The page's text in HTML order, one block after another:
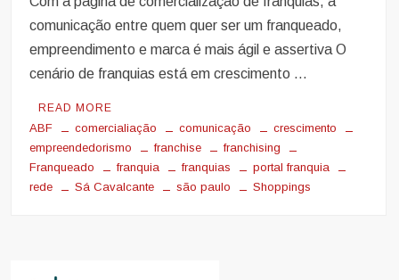
comunicação entre quem quer ser um franqueado,
empreendimento e marca é mais ágil e assertiva O
cenário de franquias está em crescimento …
READ MORE
ABF comercialiação comunicação
crescimento
empreendedorismo
franchise
franchising
Franqueado
franquia franquias
portal franquia
rede
Sá Cavalcante são paulo Shoppings